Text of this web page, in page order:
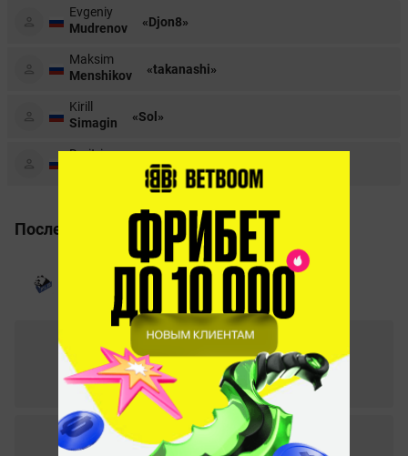
Evgeniy
Mudrenov
«Djon8»
Maksim
Menshikov
«takanashi»
Kirill
Simagin
«Sol»
Dmitriy
«h1ghnesS»
Последние матчи
Winline Pro League Season 2. 02.11.2024
Fluffy Gangsters 1 – 2 Arcred
СТАТИСТИКА МАТЧА
Winline Pro League Season 2. 01.11.2024
Fluffy Gangsters 2 1 Rustec